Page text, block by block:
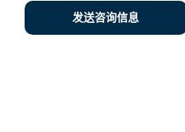
发送咨询信息